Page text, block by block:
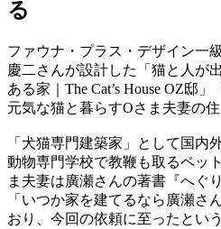
る
ファウナ・プラス・デザイン一
慶二さんが設計した「猫と人が
ある家｜The Cat’s House OZ邸
元気な猫と暮らすOさま夫妻の住
「犬猫専門建築家」として国内
動物専門学校で教鞭も取るペッ
ま夫妻は廣瀬さんの著書『へぐ
「いつか家を建てるなら廣瀬さ
おり、今回の依頼に至ったという